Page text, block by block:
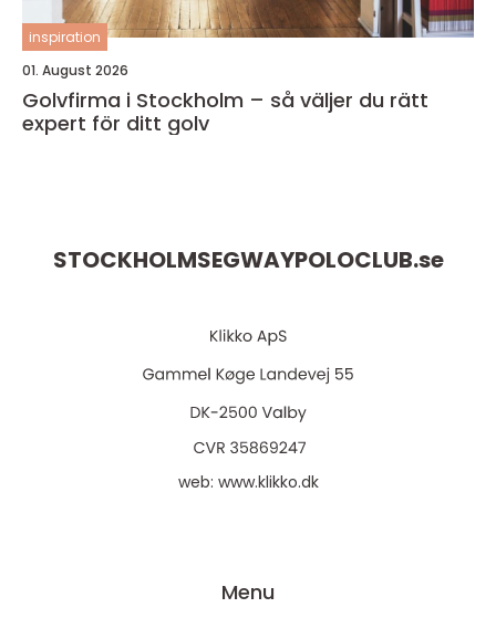
inspiration
01. August 2026
Golvfirma i Stockholm – så väljer du rätt
expert för ditt golv
STOCKHOLMSEGWAYPOLOCLUB.se
web: www.klikko.dk
Menu